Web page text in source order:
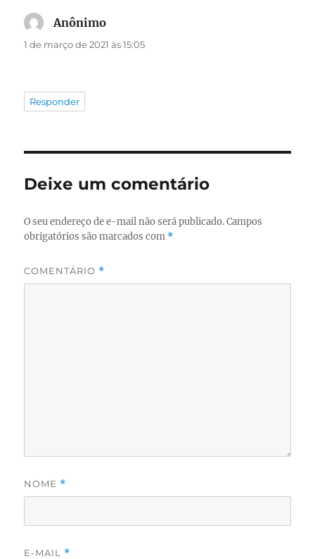
Anônimo
1 de março de 2021 às 15:05
Responder
Deixe um comentário
O seu endereço de e-mail não será publicado. Campos
obrigatórios são marcados com *
COMENTÁRIO *
NOME *
E-MAIL *